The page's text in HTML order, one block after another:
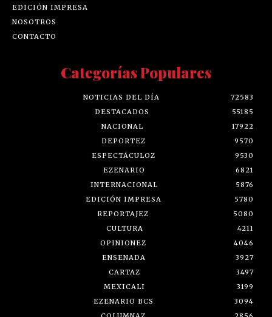
EDICIÓN IMPRESA
NOSOTROS
CONTACTO
Categorías Populares
NOTICIAS DEL DÍA
72583
DESTACADOS
55185
NACIONAL
17922
DEPORTEZ
9570
ESPECTÁCULOZ
9530
EZENARIO
6821
INTERNACIONAL
5876
EDICIÓN IMPRESA
5780
REPORTAJEZ
5080
CULTURA
4211
OPINIONEZ
4046
ENSENADA
3927
CARTAZ
3497
MEXICALI
3199
EZENARIO BCS
3094